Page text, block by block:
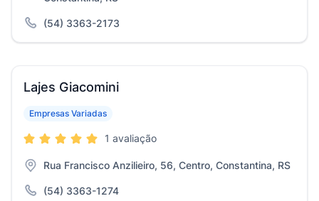
(54) 3363-2173
Lajes Giacomini
Empresas Variadas
1 avaliação
Rua Francisco Anzilieiro, 56, Centro, Constantina, RS
(54) 3363-1274